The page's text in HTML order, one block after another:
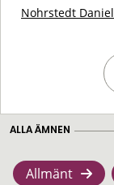
Nohrstedt Daniel
ALLA ÄMNEN
Allmänt